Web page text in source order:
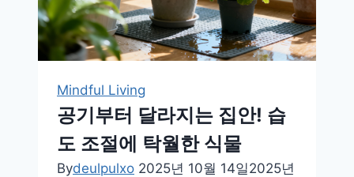
당
신
의
을
지
키
는
Mindful Living
공기부터 달라지는 집안! 습
도 조절에 탁월한 식물
Bydeulpulxo 2025년 10월 14일2025년